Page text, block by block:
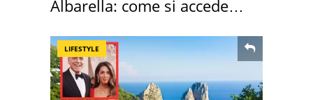
Albarella: come si accede
LIFESTYLE